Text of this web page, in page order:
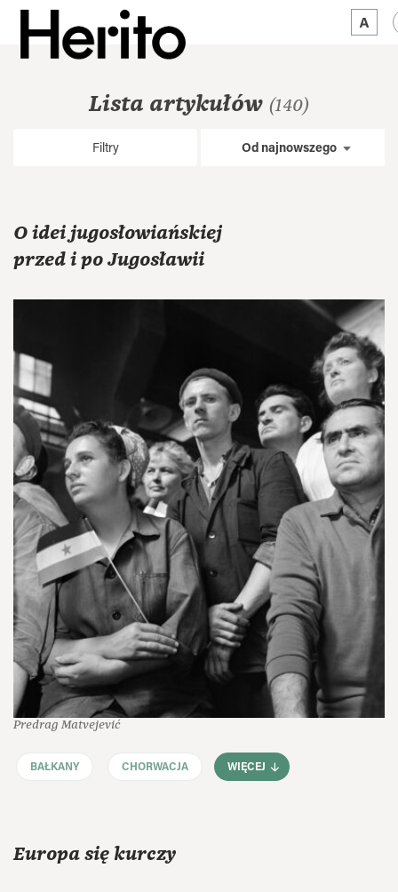
MAMY NA OKULista artykułów (140)
Filtry Od najnowszego
O idei jugosłowiańskiej
przed i po Jugosławii
Predrag Matvejević
BAŁKANY CHORWACJA WIĘCEJ
Europa się kurczy